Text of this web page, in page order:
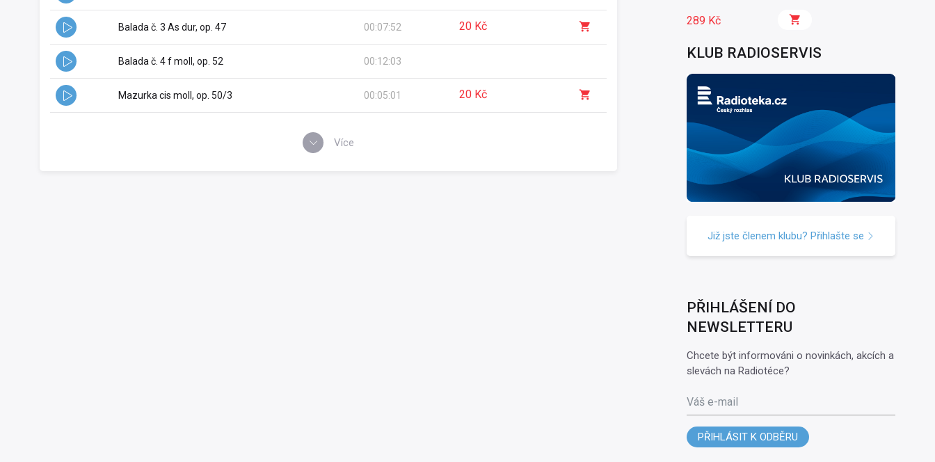
Balada č. 3 As dur, op. 47 00:07:52 20 Kč
Balada č. 4 f moll, op. 52 00:12:03
Mazurka cis moll, op. 50/3 00:05:01 20 Kč
Více
289 Kč
KLUB RADIOSERVIS
Již jste členem klubu? Přihlašte se
PŘIHLÁŠENÍ DO
NEWSLETTERU
Chcete být informováni o novinkách, akcích a
slevách na Radiotéce?
Váš e-mail
PŘIHLÁSIT K ODBĚRU